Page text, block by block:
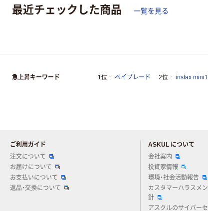
最近チェックした商品 一覧を見る
急上昇キーワード 1位 ベイブレード 2位 instax
ご利用ガイド
注文について
お届けについて
お支払いについて
返品・交換について
ASKUL について
会社案内
投資家情報
環境・社会活動報告
カスタマーハラスメ
針
アスクルのサイバー